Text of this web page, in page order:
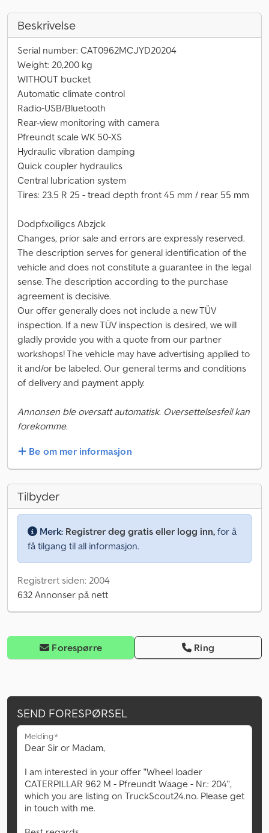
Beskrivelse
Serial number: CAT0962MCJYD20204
Weight: 20,200 kg
WITHOUT bucket
Automatic climate control
Radio-USB/Bluetooth
Rear-view monitoring with camera
Pfreundt scale WK 50-XS
Hydraulic vibration damping
Quick coupler hydraulics
Central lubrication system
Tires: 23.5 R 25 - tread depth front 45 mm / rear 55 mm
Dodpfxoiligcs Abzjck
Changes, prior sale and errors are expressly reserved.
The description serves for general identification of the
vehicle and does not constitute a guarantee in the legal
sense. The description according to the purchase
agreement is decisive.
Our offer generally does not include a new TÜV
inspection. If a new TÜV inspection is desired, we will
gladly provide you with a quote from our partner
workshops! The vehicle may have advertising applied to
it and/or be labeled. Our general terms and conditions
of delivery and payment apply.
Annonsen ble oversatt automatisk. Oversettelsesfeil kan
forekomme.
Be om mer informasjon
Tilbyder
Merk: Registrer deg gratis eller logg inn, for å
få tilgang til all informasjon.
Registrert siden: 2004
632 Annonser på nett
Forespørre Ring
SEND FORESPØRSEL
Melding*